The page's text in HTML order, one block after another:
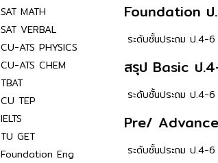
SAT MATH
SAT VERBAL
CU-ATS PHYSICS
CU-ATS CHEM
TBAT
CU TEP
IELTS
TU GET
Foundation Eng
Foundation
ระดับชั้นประถม ป.4-6
สรุป Basic ป
ระดับชั้นประถม ป.4-6
Pre/
ระดับชั้นประถม ป.4-6